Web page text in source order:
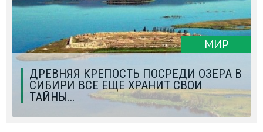
МИР
ДРЕВНЯЯ КРЕПОСТЬ ПОСРЕДИ ОЗЕРА В
СИБИРИ ВСЕ ЕЩЕ ХРАНИТ СВОИ
ТАЙНЫ…